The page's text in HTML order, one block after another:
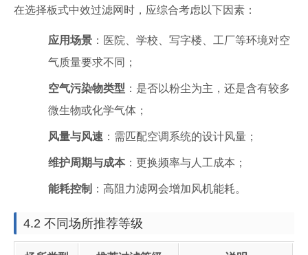
在选择板式中效过滤网时，应综合考虑以下因素：
应用场景 ：医院、学校、写字楼、工厂等环境对空
气质量要求不同；
空气污染物类型 ：是否以粉尘为主，还是含有较多
微生物或化学气体；
风量与风速 ：需匹配空调系统的设计风量；
维护周期与成本：更换频率与人工成本；
能耗控制 ：高阻力滤网会增加风机能耗。
4.2 不同场所推荐等级